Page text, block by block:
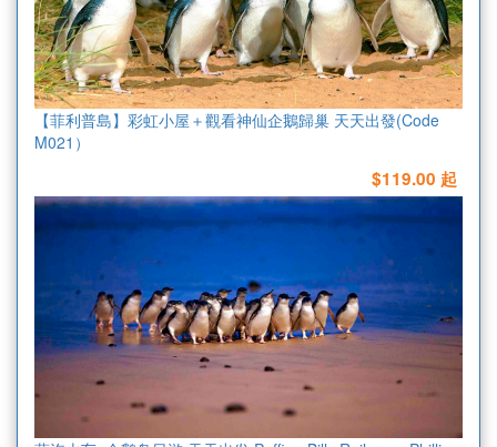
【菲利普島】彩虹小屋＋觀看神仙企鵝歸巢 天天出發(Code
M021）
$119.00 起